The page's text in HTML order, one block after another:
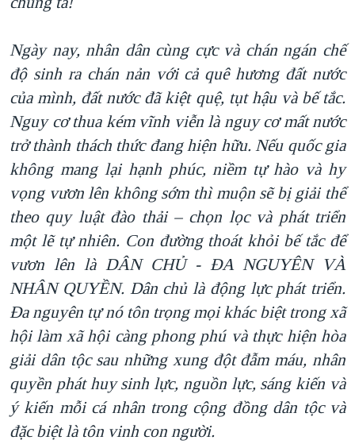
Ngày nay, nhân dân cùng cực và chán ngán chế
độ sinh ra chán nản với cả quê hương đất nước
củamình, đất nước đã kiệt quệ, tụt hậu và bế tắc.
Nguy cơ thua kém vĩnh viễn là nguy cơ mất nước
trở thành thách thức đang hiện hữu. Nếuquốc gia
không mang lại hạnh phúc, niềm tự hào và hy
vọng vươn lên không sớm thì muộn sẽ bị giải thể
theo quy luật đào thải – chọn lọc và phát triển
một lẽ tự nhiên. Con đường thoát khỏi bế tắc để
vươn lên là DÂN CHỦ - ĐA NGUYÊN VÀ
NHÂN QUYỀN. Dân chủ là động lực phát triển.
Đa nguyên tự nó tôn trọng mọi khác biệt trong xã
hội làm xã hội càng phong phú và thực hiện hòa
giải dân tộc sau những xung đột đẫm máu, nhân
quyền phát huy sinh lực, nguồn lực, sáng kiến và
ý kiến mỗi cá nhân trong cộng đồng dân tộc và
đặc biệt là tôn vinh con người.